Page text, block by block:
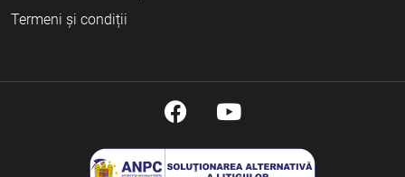
Termeni și condiții